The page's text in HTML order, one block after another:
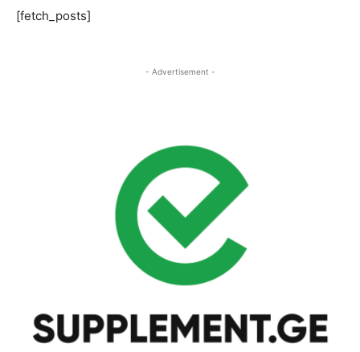
[fetch_posts]
- Advertisement -